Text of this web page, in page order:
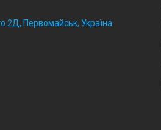
2Д, Первомайськ, Україна